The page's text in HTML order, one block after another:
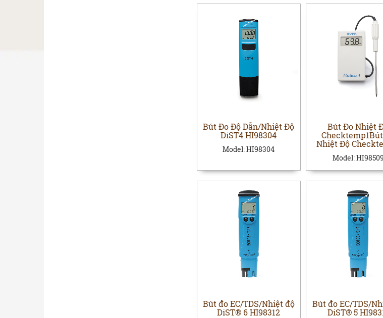
Bút Đo Độ Dẫn/Nhiệt Độ
DiST4 HI98304
Model:HI98304
Bút Đo Nhiệt
Nhiệt Độ
Model:HI98509
Bút đo EC/TDS/Nhiệt độ
DiST® 6 HI98312
Bút đo EC/TDS/
DiST® 5